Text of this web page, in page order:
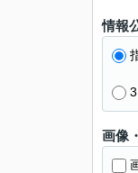
情報
画像